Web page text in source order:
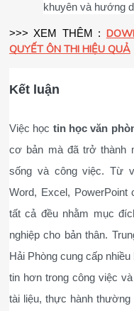
khuyên và hướng
>>> XEM THÊM :
QUYẾT ÔN THI HIỆU QUẢ
Kết luận
Việc học tin học văn
cơ bản mà đã trở thành
sống và công việc. Từ
Word, Excel,
tất cả đều nhằm mục
nghiệp cho bản thân.
Hải Phòng cung cấp
tin hơn trong công việc
tài liệu, thực hành